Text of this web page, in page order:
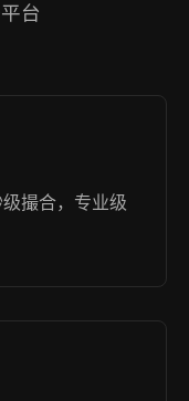
台
撮合，专业级